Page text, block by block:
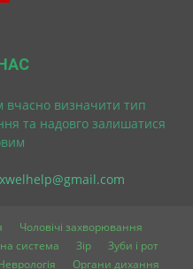
вчасно визначити тип
та надовго залишатися
Чоловічі захворювання
система Зір
Зуби і рот
Органи дихання